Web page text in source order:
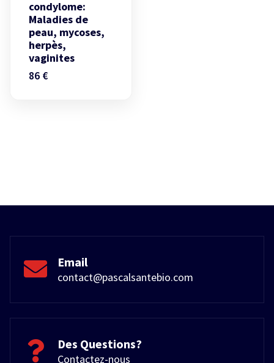
condylome:
Maladies de
peau, mycoses,
herpès,
vaginites
86 €
Email
contact@pascalsantebio.com
Des Questions?
Contactez-nous